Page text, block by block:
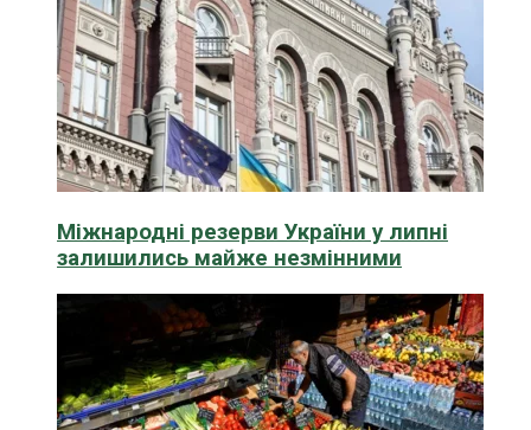
Міжнародні резерви України у липні
залишились майже незмінними